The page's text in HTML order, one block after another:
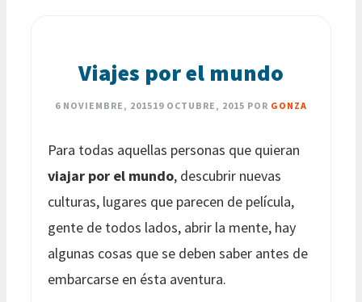
Viajes por el mundo
6 NOVIEMBRE, 201519 OCTUBRE, 2015 POR GONZA
Para todas aquellas personas que quieran
viajar por el mundo, descubrir nuevas
culturas, lugares que parecen de película,
gente de todos lados, abrir la mente, hay
algunas cosas que se deben saber antes de
embarcarse en ésta aventura.